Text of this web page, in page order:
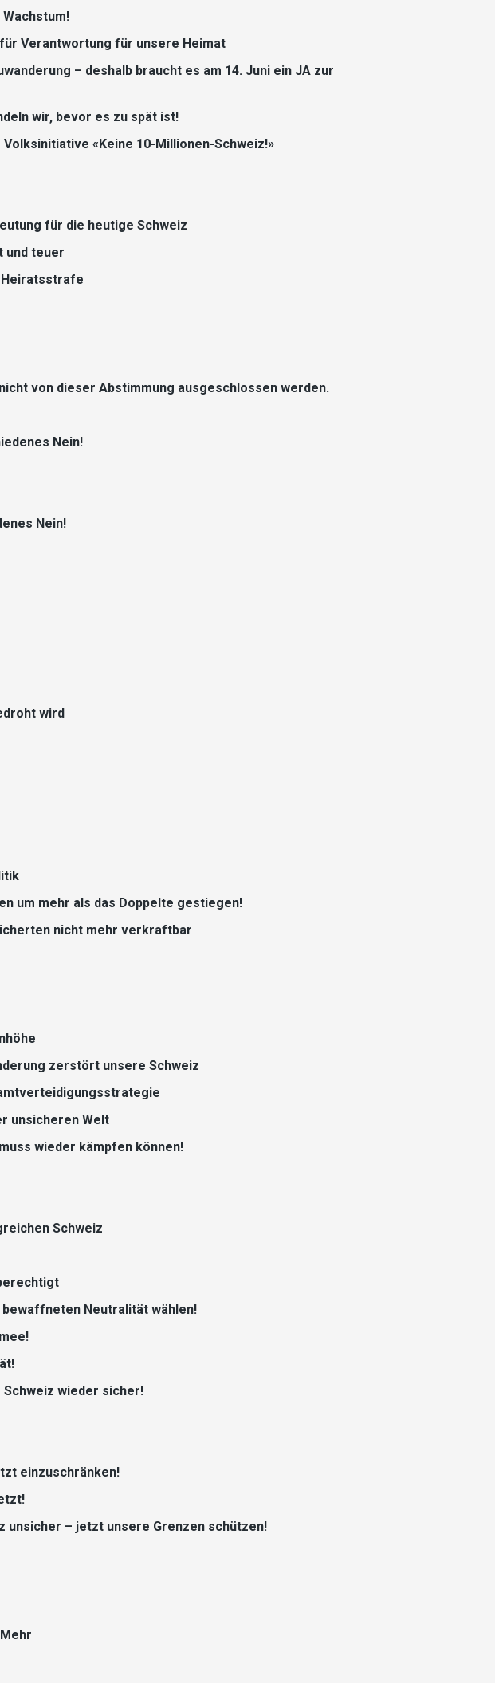
Verantwortung für unsere Heimat
– deshalb braucht es am 14. Juni ein JA zur
wir, bevor es zu spät ist!
«Keine 10-Millionen-Schweiz!»
für die heutige Schweiz
und teuer
Heiratsstrafe
von dieser Abstimmung ausgeschlossen werden.
Nein!
Nein!
wird
um mehr als das Doppelte gestiegen!
nicht mehr verkraftbar
zerstört unsere Schweiz
unsicheren Welt
wieder kämpfen können!
Schweiz
bewaffneten Neutralität wählen!
Schweiz wieder sicher!
einzuschränken!
unsicher – jetzt unsere Grenzen schützen!